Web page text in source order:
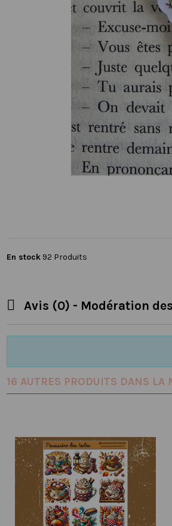
En stock 92 Produits
 Avis (0) - Modération
16 AUTRES PRODUITS DANS LA